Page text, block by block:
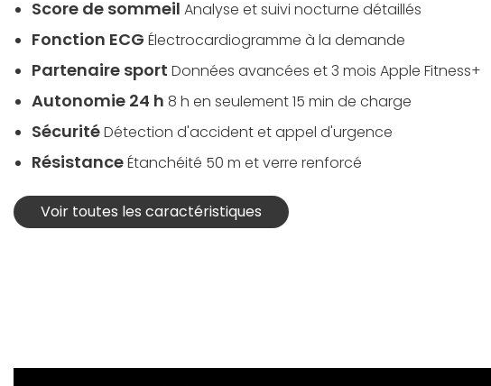
Score de sommeil Analyse et suivi nocturne détaillés
Fonction ECG Électrocardiogramme à la demande
Partenaire sport Données avancées et 3 mois Apple Fitness+
Autonomie 24 h 8 h en seulement 15 min de charge
SécuritéDétection d'accident et appel d'urgence
RésistanceÉtanchéité 50 m et verre renforcé
Voir toutes les caractéristiques